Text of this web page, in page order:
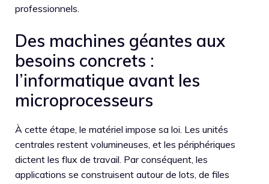
professionnels.
Des machines géantes aux
besoins concrets :
l’informatique avant les
microprocesseurs
À cette étape, le matériel impose sa loi. Les unités
centrales restent volumineuses, et les périphériques
dictent les flux de travail. Par conséquent, les
applications se construisent autour de lots, de files